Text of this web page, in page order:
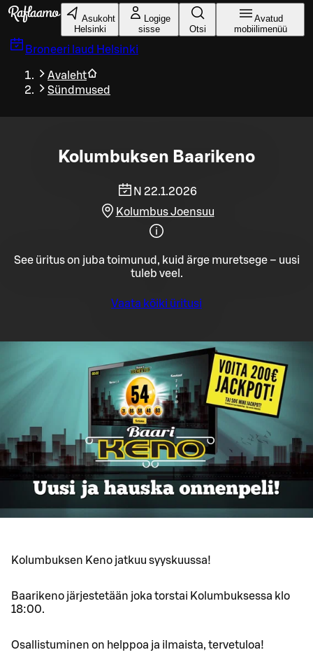
Liigu peamise sisu juurde
Asukoht
Helsinki
Logige
sisse
Otsi
Avatud
mobiilimenüü
Broneeri laud Helsinki
Avaleht
Sündmused
Kolumbuksen Baarikeno
N 22.1.2026
Kolumbus Joensuu
See üritus on juba toimunud, kuid ärge muretsege – uusi
tuleb veel.
Vaata kõiki üritusi
Kolumbuksen Keno jatkuu syyskuussa!
Baarikeno järjestetään joka torstai Kolumbuksessa klo
18:00.
Osallistuminen on helppoa ja ilmaista, tervetuloa!